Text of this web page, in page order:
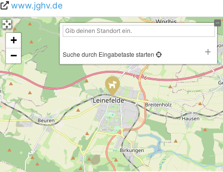
www.jghv.de
+
−
Suche durch Eingabetaste starten